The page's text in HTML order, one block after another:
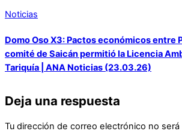
Noticias
Domo Oso X3: Pactos económicos entre
comité de Saicán permitió la Licencia
Tariquía | ANA Noticias (23.03.26)
Deja una respuesta
Tu dirección de correo electrónico no será